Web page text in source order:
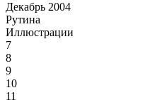
Декабрь 2004
Рутина
Иллюстрации
7
8
9
10
11